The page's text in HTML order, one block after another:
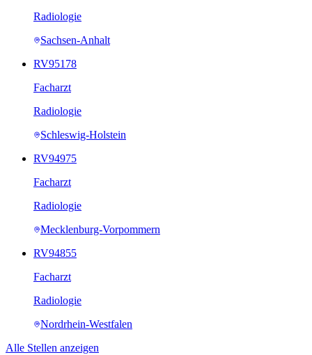
Radiologie
Sachsen-Anhalt
RV95178
Facharzt
Radiologie
Schleswig-Holstein
RV94975
Facharzt
Radiologie
Mecklenburg-Vorpommern
RV94855
Facharzt
Radiologie
Nordrhein-Westfalen
Alle Stellen anzeigen